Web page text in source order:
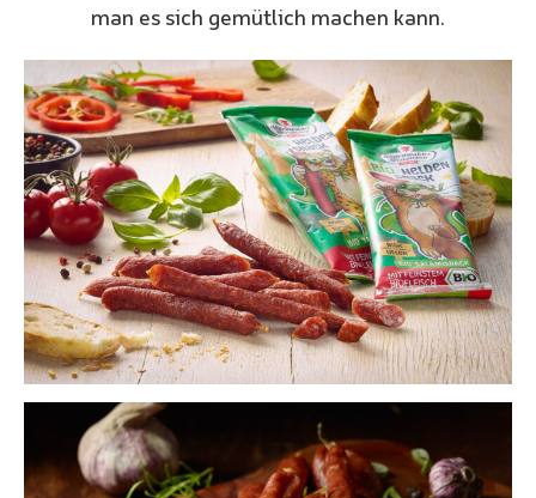
man es sich gemütlich machen kann.